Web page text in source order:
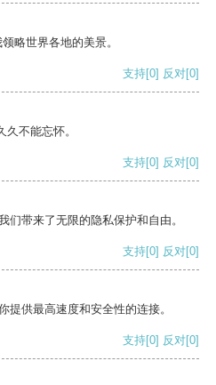
略世界各地的美景。
支持[0] 反对[0]
不能忘怀。
支持[0] 反对[0]
们带来了无限的隐私保护和自由。
支持[0] 反对[0]
提供最高速度和安全性的连接。
支持[0] 反对[0]